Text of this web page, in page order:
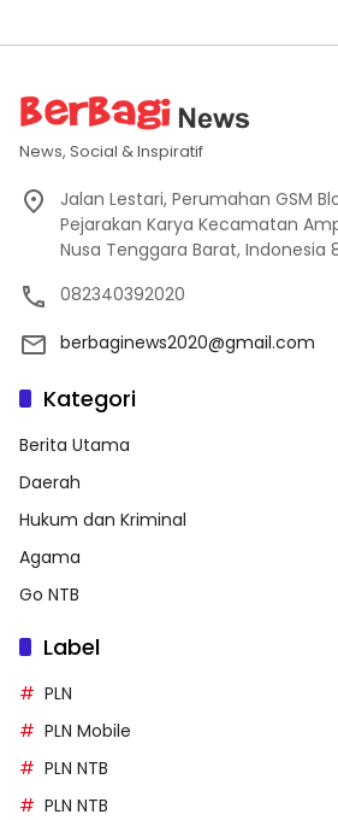
News, Social & Inspiratif
Jalan Lestari, Perumahan GSM
Pejarakan Karya Kecamatan
Nusa Tenggara Barat, Indonesia
082340392020
berbaginews2020@gmail.com
Kategori
Berita Utama
Daerah
Hukum dan Kriminal
Agama
Go NTB
Label
PLN
PLN Mobile
PLN NTB
PLN NTB